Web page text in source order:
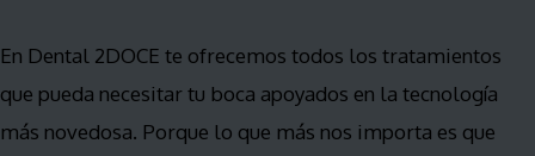
En Dental 2DOCE te ofrecemos todos los tratamientos
que pueda necesitar tu boca apoyados en la tecnología
más novedosa. Porque lo que más nos importa es que